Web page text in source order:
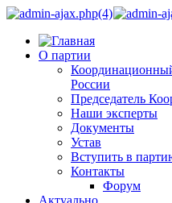
О партии
России
Председатель
Наши эксперты
Документы
Устав
Вступить в
Контакты
Форум
Актуально